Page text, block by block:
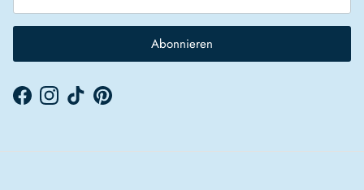
Abonnieren
FacebookInstagram
TikTokPinterest